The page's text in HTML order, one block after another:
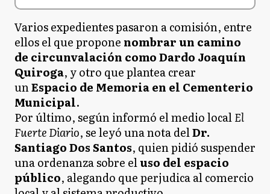
Varios expedientes pasaron a comisión, entre
ellos el que propone nombrar un camino
de circunvalación como Dardo Joaquín
Quiroga, y otro que plantea crear
unEspacio de Memoria en el Cementerio
Municipal.
Por último, según informó el medio localEl
Fuerte Diario, se leyó una nota delDr.
Santiago Dos Santos, quien pidió suspender
una ordenanza sobre eluso del espacio
público, alegando que perjudica al comercio